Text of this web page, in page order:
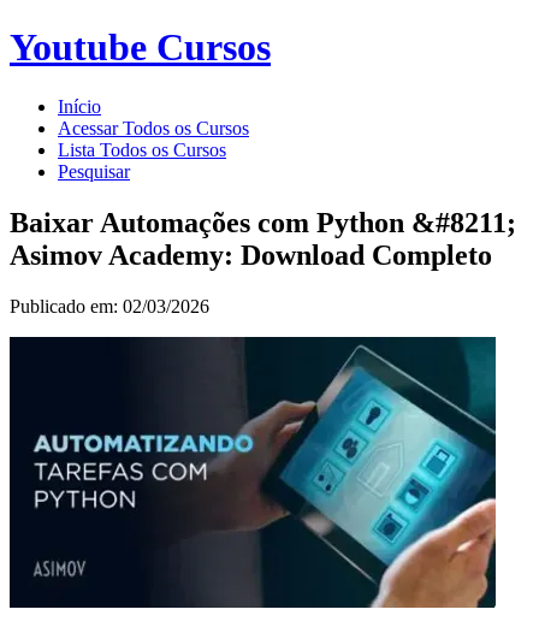
Youtube Cursos
Início
Acessar Todos os Cursos
Lista Todos os Cursos
Pesquisar
Baixar Automações com Python &#8211;
Asimov Academy: Download Completo
Publicado em: 02/03/2026